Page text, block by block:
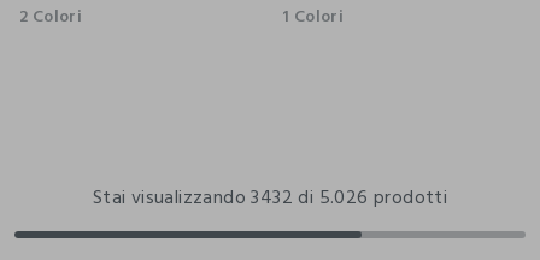
2 Colori 1 Colori
Stai visualizzando 3432 di 5.026 prodotti